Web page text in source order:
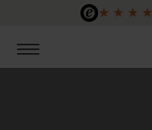
Zum Hauptinhalt springen
★ ★ ★ ★